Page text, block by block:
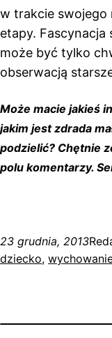
w trakcie swojego
etapy. Fascynacja
może być tylko
obserwacją
Może macie jakieś
jakim jest zdrada
podzielić? Chętnie
polu komentarzy.
23 grudnia, 2013
dziecko,